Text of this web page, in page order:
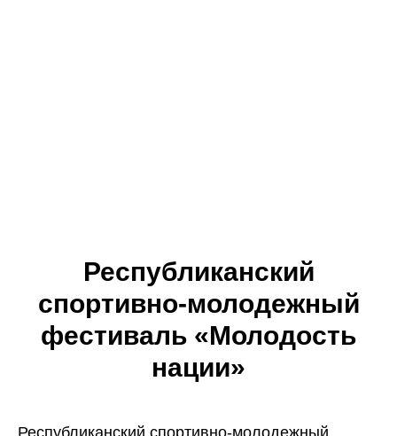
Республиканский
спортивно-молодежный
фестиваль «Молодость
нации»
Республиканский спортивно-молодежный